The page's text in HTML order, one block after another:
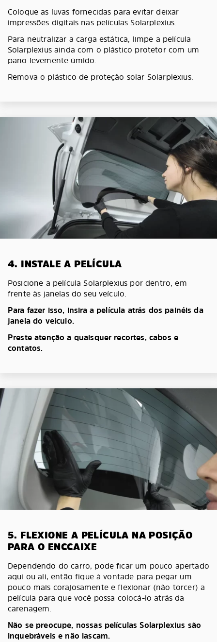
Coloque as luvas fornecidas para evitar deixar
impressões digitais nas películas Solarplexius.
Para neutralizar a carga estática, limpe a película
Solarplexius ainda com o plástico protetor com um
pano levemente úmido.
Remova o plástico de proteção solar Solarplexius.
4. INSTALE A PELÍCULA
Posicione a película Solarplexius por dentro, em
frente às janelas do seu veículo.
Para fazer isso, insira a película atrás dos painéis da
janela do veículo.
Preste atenção a quaisquer recortes, cabos e
contatos.
5. FLEXIONE A PELÍCULA NA POSIÇÃO
PARA O ENCCAIXE
Dependendo do carro, pode ficar um pouco apertado
aqui ou ali, então fique à vontade para pegar um
pouco mais corajosamente e flexionar (não torcer) a
película para que você possa colocá-lo atrás da
carenagem.
Não se preocupe, nossas películas Solarplexius são
inquebráveis e não lascam.